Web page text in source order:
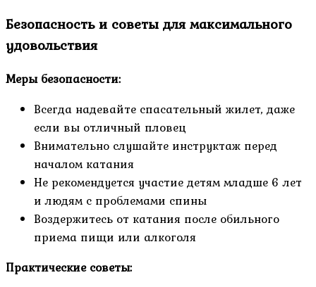
Безопасность и советы для максимального
удовольствия
Меры безопасности:
Всегда надевайте спасательный жилет, даже
если вы отличный пловец
Внимательно слушайте инструктаж перед
началом катания
Не рекомендуется участие детям младше 6 лет
и людям с проблемами спины
Воздержитесь от катания после обильного
приема пищи или алкоголя
Практические советы: